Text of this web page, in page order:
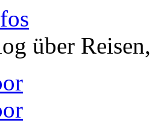
über